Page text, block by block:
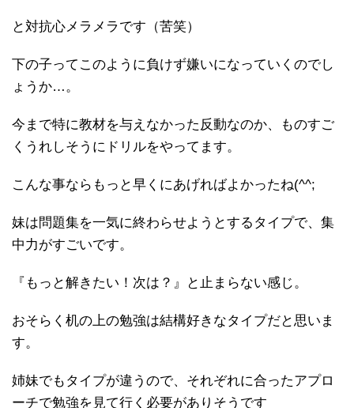
と対抗心メラメラです（苦笑）
下の子ってこのように負けず嫌いになっていくのでし
ょうか…。
今まで特に教材を与えなかった反動なのか、ものすご
くうれしそうにドリルをやってます。
こんな事ならもっと早くにあげればよかったね(^^;
妹は問題集を一気に終わらせようとするタイプで、集
中力がすごいです。
『もっと解きたい！次は？』と止まらない感じ。
おそらく机の上の勉強は結構好きなタイプだと思いま
す。
姉妹でもタイプが違うので、それぞれに合ったアプロ
ーチで勉強を見て行く必要がありそうです